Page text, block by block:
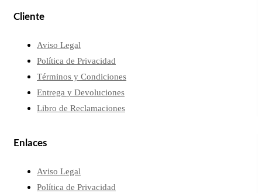
Cliente
Aviso Legal
Política de Privacidad
Términos y Condiciones
Entrega y Devoluciones
Libro de Reclamaciones
Enlaces
Aviso Legal
Política de Privacidad